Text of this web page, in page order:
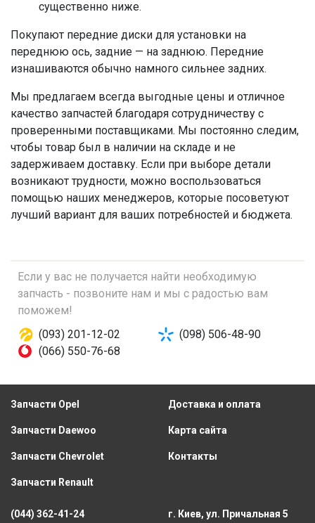
существенно ниже.
Покупают передние диски для установки на
переднюю ось, задние — на заднюю. Передние
изнашиваются обычно намного сильнее задних.
Мы предлагаем всегда выгодные цены и отличное
качество запчастей благодаря сотрудничеству с
проверенными поставщиками. Мы постоянно следим,
чтобы товар был в наличии на складе и не
задерживаем доставку. Если при выборе детали
возникают трудности, можно воспользоваться
помощью наших менеджеров, которые посоветуют
лучший вариант для ваших потребностей и бюджета.
Если у вас не получается найти необходимую
запчасть - позвоните нам и мы с радостью вам
поможем!
(093) 201-12-02
(098) 506-48-90
(066) 550-76-68
Запчасти Opel
Запчасти Daewoo
Запчасти Chevrolet
Запчасти Renault
Доставка и оплата
Карта сайта
Контакты
(044) 362-41-24 г. Киев, ул. Причальная 5